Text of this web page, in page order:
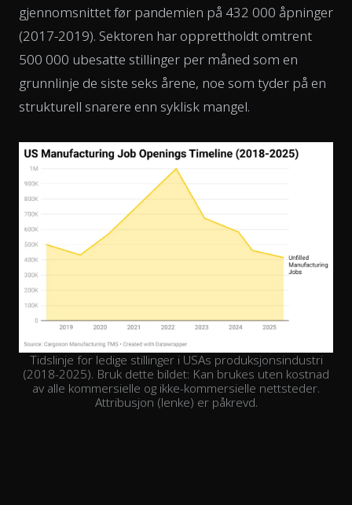
gjennomsnittet før pandemien på 432 000 åpninger
(2017-2019). Sektoren har opprettholdt omtrent
500 000 ubesatte stillinger per måned som en
grunnlinje de siste seks årene, noe som tyder på en
strukturell snarere enn syklisk mangel.
Tidslinje for ledige stillinger i USAs produksjonsindustri
(2018-2025). Bruk dette bildet: Kan brukes uten kostnad
av alle kommersielle og ikke-kommersielle nettsteder.
Attribusjon (lenke) er påkrevd.